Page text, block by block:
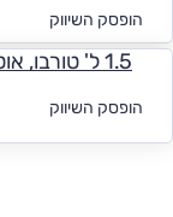
הופסק השיווק
1.5 ל' טורבו, אוט', Executive
הופסק השיווק